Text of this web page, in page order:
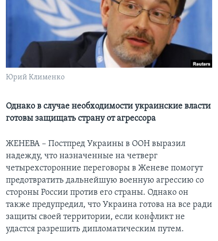
Learning English
СОЦИАЛЬНЫЕ СЕТИ
Юрий Клименко
Однако в случае необходимости украинские власти
готовы защищать страну от агрессора
ЖЕНЕВА – Постпред Украины в ООН выразил
надежду, что назначенные на четверг
четырехсторонние переговоры в Женеве помогут
предотвратить дальнейшую военную агрессию со
стороны России против его страны. Однако он
также предупредил, что Украина готова на все ради
защиты своей территории, если конфликт не
удастся разрешить дипломатическим путем.